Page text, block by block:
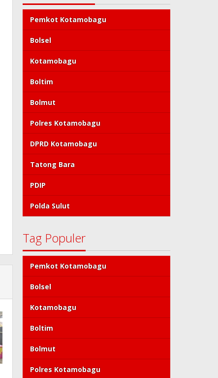
Pemkot Kotamobagu
Bolsel
Kotamobagu
Boltim
Bolmut
Polres Kotamobagu
DPRD Kotamobagu
Tatong Bara
PDIP
Polda Sulut
Tag Populer
Pemkot Kotamobagu
Bolsel
Kotamobagu
Boltim
Bolmut
Polres Kotamobagu